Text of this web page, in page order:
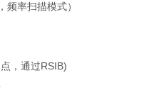
频率扫描模式）
点，通过RSIB)